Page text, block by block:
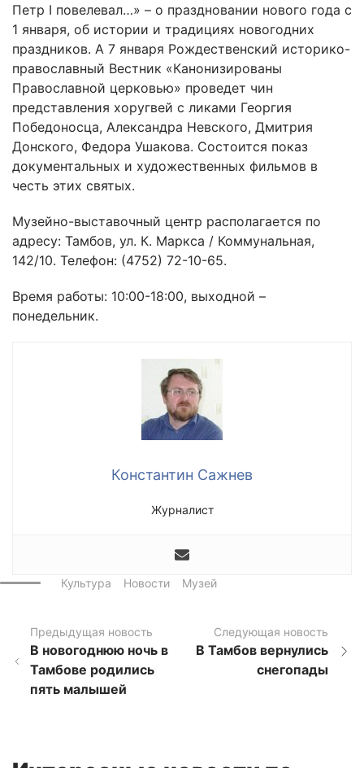
Петр I повелевал…» – о праздновании нового года с
1 января, об истории и традициях новогодних
праздников. А 7 января Рождественский историко-
православный Вестник «Канонизированы
Православной церковью» проведет чин
представления хоругвей с ликами Георгия
Победоносца, Александра Невского, Дмитрия
Донского, Федора Ушакова. Состоится показ
документальных и художественных фильмов в
честь этих святых.
Музейно-выставочный центр располагается по
адресу: Тамбов, ул. К. Маркса / Коммунальная,
142/10. Телефон: (4752) 72-10-65.
Время работы: 10:00-18:00, выходной –
понедельник.
Константин Сажнев
Журналист
Культура Новости Музей
Предыдущая новость
В новогоднюю ночь в
Тамбове родились
пять малышей
Следующая новость
В Тамбов вернулись
снегопады